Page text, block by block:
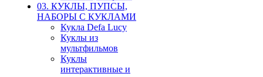
03. КУКЛЫ, ПУПСЫ,
НАБОРЫ С КУКЛАМИ
Кукла Defa Lucy
Куклы из
мультфильмов
Куклы
интерактивные и